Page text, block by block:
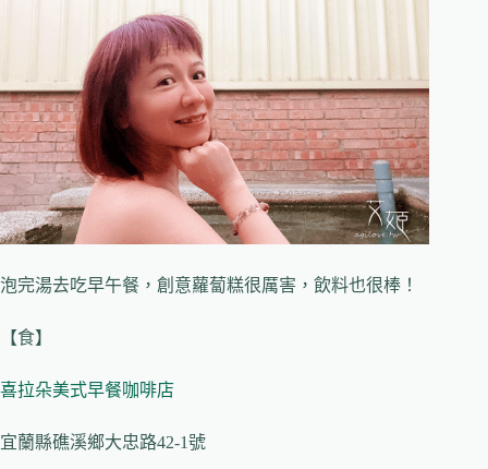
泡完湯去吃早午餐，創意蘿蔔糕很厲害，飲料也很棒！
【食】
喜拉朵美式早餐咖啡店
宜蘭縣礁溪鄉大忠路42-1號